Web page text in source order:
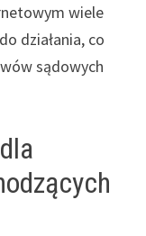
wiele
działania, co
sądowych